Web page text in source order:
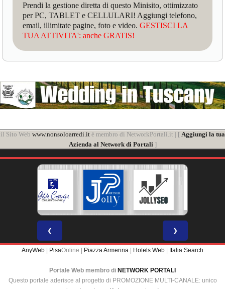
Prendi la gestione diretta di questo Minisito, ottimizzato
per PC, TABLET e CELLULARI! Aggiungi telefono,
email, illimitate pagine, foto e video.GESTISCI LA
TUA ATTIVITA': anche GRATIS!
il Sito Web www.nonsoloarredi.itè membro di NetworkPortali.it | [ Aggiungi la tua
Azienda al Network di Portali]
❮ ❯
AnyWeb PisaOnline | Piazza Armerina Hotels Web Italia Search
Portale Web membro di NETWORK PORTALI
Questo portale aderisce al progetto di PROMOZIONE MULTI-CANALE: unico